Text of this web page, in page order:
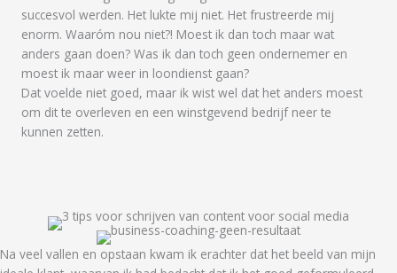
succesvol werden. Het lukte mij niet. Het frustreerde mij
enorm. Waaróm nou niet?! Moest ik dan toch maar wat
anders gaan doen? Was ik dan toch geen ondernemer en
moest ik maar weer in loondienst gaan?
Dat voelde niet goed, maar ik wist wel dat het anders moest
om dit te overleven en een winstgevend bedrijf neer te
kunnen zetten.
Na veel vallen en opstaan kwam ik erachter dat het beeld van mijn